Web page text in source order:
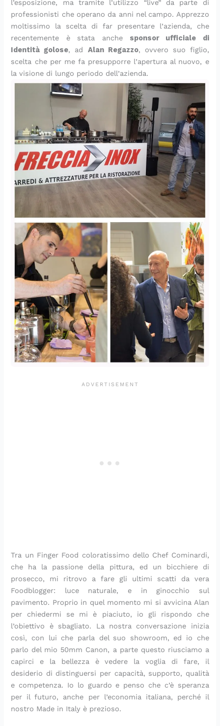
l’esposizione, ma tramite l’utilizzo “live” da parte di
professionisti che operano da anni nel campo. Apprezzo
moltissimo la scelta di far presentare l’azienda, che
recentemente è stata anche sponsor ufficiale di
Identità golose, ad Alan Regazzo, ovvero suo figlio,
scelta che per me fa presupporre l’apertura al nuovo, e
la visione di lungo periodo dell’azienda.
Tra un Finger Food coloratissimo dello Chef Cominardi,
che ha la passione della pittura, ed un bicchiere di
prosecco, mi ritrovo a fare gli ultimi scatti da vera
Foodblogger: luce naturale, e in ginocchio sul
pavimento. Proprio in quel momento mi si avvicina Alan
per chiedermi se mi è piaciuto, io gli rispondo che
l’obiettivo è sbagliato. La nostra conversazione inizia
così, con lui che parla del suo showroom, ed io che
parlo del mio 50mm Canon, a parte questo riusciamo a
capirci e la bellezza è vedere la voglia di fare, il
desiderio di distinguersi per capacità, supporto, qualità
e competenza. Io lo guardo e penso che c’è speranza
per il futuro, anche per l’economia italiana, perché il
nostro Made in Italy è prezioso.